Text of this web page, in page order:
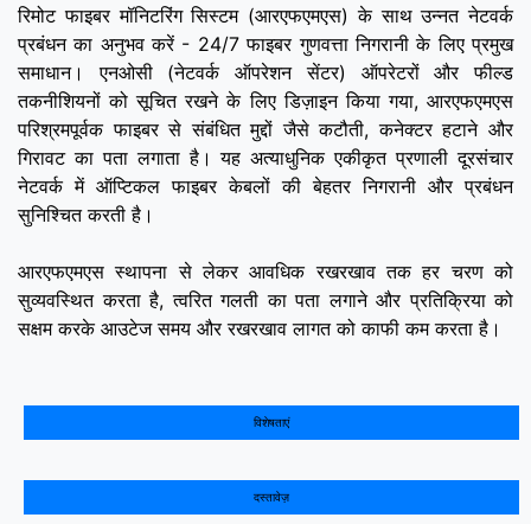
रिमोट फाइबर मॉनिटरिंग सिस्टम (आरएफएमएस) के साथ उन्नत नेटवर्क
प्रबंधन का अनुभव करें - 24/7 फाइबर गुणवत्ता निगरानी के लिए प्रमुख
समाधान। एनओसी (नेटवर्क ऑपरेशन सेंटर) ऑपरेटरों और फील्ड
तकनीशियनों को सूचित रखने के लिए डिज़ाइन किया गया, आरएफएमएस
परिश्रमपूर्वक फाइबर से संबंधित मुद्दों जैसे कटौती, कनेक्टर हटाने और
गिरावट का पता लगाता है। यह अत्याधुनिक एकीकृत प्रणाली दूरसंचार
नेटवर्क में ऑप्टिकल फाइबर केबलों की बेहतर निगरानी और प्रबंधन
सुनिश्चित करती है।
आरएफएमएस स्थापना से लेकर आवधिक रखरखाव तक हर चरण को
सुव्यवस्थित करता है, त्वरित गलती का पता लगाने और प्रतिक्रिया को
सक्षम करके आउटेज समय और रखरखाव लागत को काफी कम करता है।
विशेषताएं
दस्तावेज़